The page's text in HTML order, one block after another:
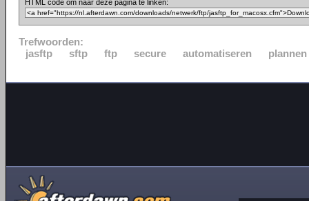
HTML code om naar deze pagina te linken:
Trefwoorden:
jasftp
sftp ftp secure automatiseren plannen